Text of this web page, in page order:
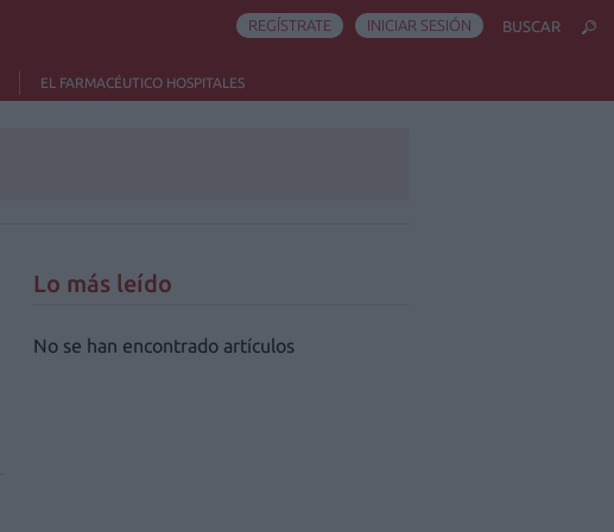
EL FARMACÉUTICO HOSPITALES
REGÍSTRATE INICIAR SESIÓN BUSCAR
Lo más leído
No se han encontrado artículos